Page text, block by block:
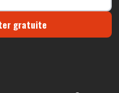
gratuite